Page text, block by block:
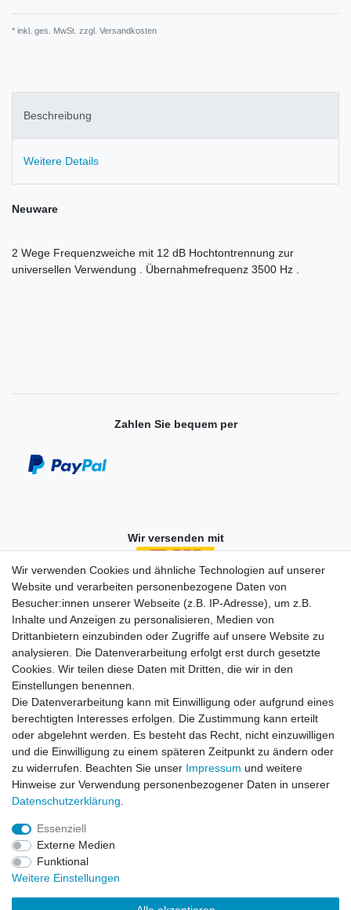
* inkl. ges. MwSt. zzgl. Versandkosten
Beschreibung
Weitere Details
Neuware
2 Wege Frequenzweiche mit 12 dB Hochtontrennung zur
universellen Verwendung . Übernahmefrequenz 3500 Hz .
Zahlen Sie bequem per
Wir versenden mit
Einkaufen
Zahlungsarten
Versandarten & -kosten
Widerrufsrecht
Warenkorb
Zur Kasse
Vertrag widerrufen
Mein Konto
Registrieren
Unternehmen
Kontakt
Wir verwenden Cookies und ähnliche Technologien auf unserer
Website und verarbeiten personenbezogene Daten von
Besucher:innen unserer Webseite (z.B. IP-Adresse), um z.B.
Inhalte und Anzeigen zu personalisieren, Medien von
Drittanbietern einzubinden oder Zugriffe auf unsere Website zu
analysieren. Die Datenverarbeitung erfolgt erst durch gesetzte
Cookies. Wir teilen diese Daten mit Dritten, die wir in den
Einstellungen benennen.
Die Datenverarbeitung kann mit Einwilligung oder aufgrund eines
berechtigten Interesses erfolgen. Die Zustimmung kann erteilt
oder abgelehnt werden. Es besteht das Recht, nicht einzuwilligen
und die Einwilligung zu einem späteren Zeitpunkt zu ändern oder
zu widerrufen. Beachten Sie unser Impressum und weitere
Hinweise zur Verwendung personenbezogener Daten in unserer
Daten­schutz­erklärung
Essenziell
Externe Medien
Funktional
Weitere Einstellungen